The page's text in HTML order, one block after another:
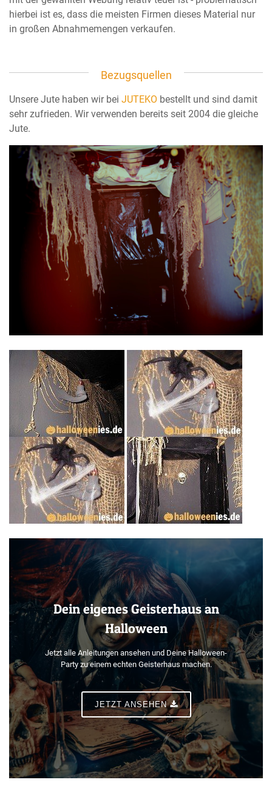
hierbei ist es, dass die meisten Firmen dieses Material nur
in großen Abnahmemengen verkaufen.
Bezugsquellen
Unsere Jute haben wir bei JUTEKO bestellt und sind damit
sehr zufrieden. Wir verwenden bereits seit 2004 die gleiche
Jute.
Dein eigenes Geisterhaus an
Halloween
Jetzt alle Anleitungen ansehen und Deine Halloween-
Party zu einem echten Geisterhaus machen.
JETZT ANSEHEN